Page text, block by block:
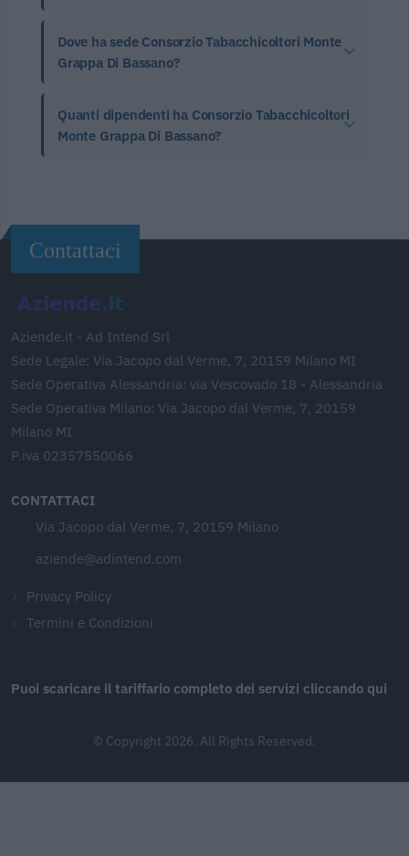
Dove ha sede Consorzio Tabacchicoltori Monte
Grappa Di Bassano?
Quanti dipendenti ha Consorzio Tabacchicoltori
Monte Grappa Di Bassano?
Contattaci
Aziende.it - Ad Intend Srl
Sede Legale: Via Jacopo dal Verme, 7, 20159 Milano MI
Sede Operativa Alessandria: via Vescovado 18 - Alessandria
Sede Operativa Milano: Via Jacopo dal Verme, 7, 20159
Milano MI
P.iva 02357550066
CONTATTACI
Via Jacopo dal Verme, 7, 20159 Milano
aziende@adintend.com
Privacy Policy
Termini e Condizioni
Puoi scaricare il tariffario completo dei servizi cliccando qui
© Copyright 2026. All Rights Reserved.